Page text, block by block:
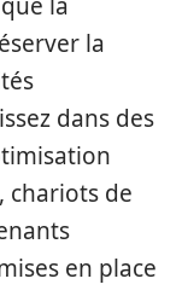
la
dans des
chariots de
en place